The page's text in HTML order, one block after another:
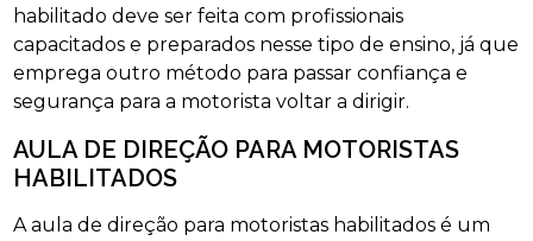
habilitado deve ser feita com profissionais
capacitados e preparados nesse tipo de ensino, já que
emprega outro método para passar confiança e
segurança para a motorista voltar a dirigir.
AULA DE DIREÇÃO PARA MOTORISTAS
HABILITADOS
A aula de direção para motoristas habilitados é um